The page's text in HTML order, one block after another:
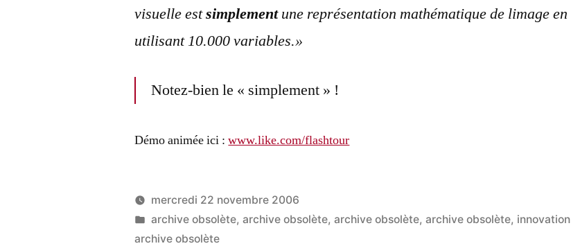
visuelle estsimplementune représentation mathématique de limage en
utilisant 10.000 variables.»
Notez-bien le « simplement » !
Démo animée ici :www.like.com/flashtour
Publié
par
LucL
mercredi 22 novembre 2006
Publié
dans
archive obsolète,archive obsolète,archive obsolète,archive obsolète, innovation
archive obsolète